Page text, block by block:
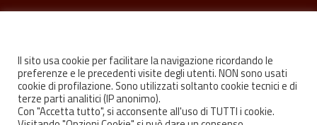
FacebookYoutubeInstagram
Il sito usa cookie per facilitare la navigazione ricordando le
preferenze e le precedenti visite degli utenti. NON sono usati
cookie di profilazione. Sono utilizzati soltanto cookie tecnici e di
terze parti analitici (IP anonimo).
Con "Accetta tutto", si acconsente all'uso di TUTTI i cookie.